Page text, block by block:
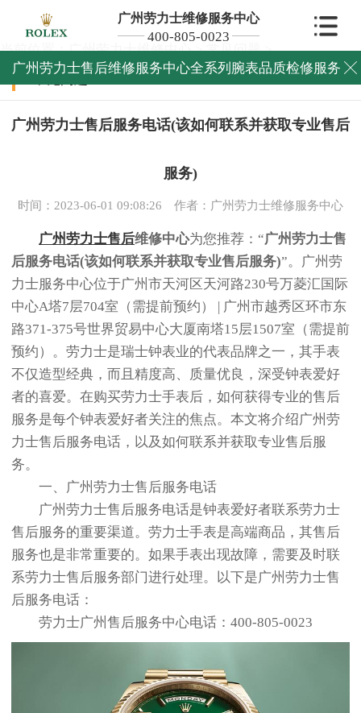
广州劳力士维修服务中心
400-805-0023
广州劳力士售后维修服务中心全系列腕表品质检修服务 
当前位置：广州劳力士维修中心>常见问题>
常见问题
广州劳力士售后服务电话(该如何联系并获取专业售后
服务)
时间：2023-06-01 09:08:26 作者：广州劳力士维修服务中心
广州劳力士售后维修中心为您推荐：“广州劳力士售
后服务电话(该如何联系并获取专业售后服务)”。广州劳
力士服务中心位于广州市天河区天河路230号万菱汇国际
中心A塔7层704室（需提前预约） | 广州市越秀区环市东
路371-375号世界贸易中心大厦南塔15层1507室（需提前
预约）。劳力士是瑞士钟表业的代表品牌之一，其手表
不仅造型经典，而且精度高、质量优良，深受钟表爱好
者的喜爱。在购买劳力士手表后，如何获得专业的售后
服务是每个钟表爱好者关注的焦点。本文将介绍广州劳
力士售后服务电话，以及如何联系并获取专业售后服
务。
一、广州劳力士售后服务电话
广州劳力士售后服务电话是钟表爱好者联系劳力士
售后服务的重要渠道。劳力士手表是高端商品，其售后
服务也是非常重要的。如果手表出现故障，需要及时联
系劳力士售后服务部门进行处理。以下是广州劳力士售
后服务电话：
劳力士广州售后服务中心电话：400-805-0023